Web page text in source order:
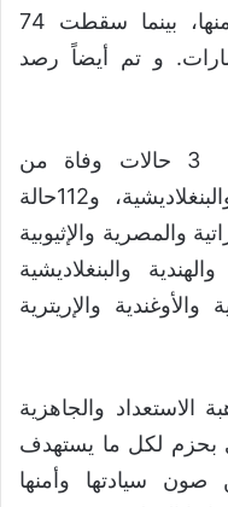
مسيّرة إيرانية واعتراض 1110 منها، بينما سقطت 74
و تم أيضاً رصد
وأسفرت “هذه الاعتداءات عن 3 حالات وفاة من
الجنسيات الباكستانية والنيبالية والبنغلاديشية، و112حالة
والمصرية والإثيوبية
والهندية والبنغلاديشية
والأوغندية والإريترية
الاستعداد والجاهزية
بحزم لكل ما يستهدف
سيادتها وأمنها